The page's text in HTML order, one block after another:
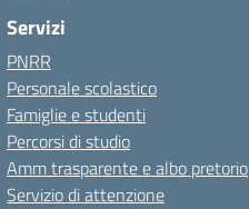
Servizi
PNRR
Personale scolastico
Famiglie e studenti
Percorsi di studio
Amm trasparente e albo pretorio
Servizio di attenzione